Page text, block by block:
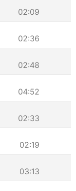
02:09
02:36
02:48
04:52
02:33
02:19
03:13